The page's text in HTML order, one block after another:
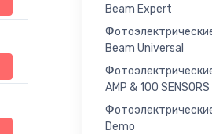
Beam Expert
Beam Universal
AMP & 100 SENSORS
Demo